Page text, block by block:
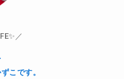
／
こです。